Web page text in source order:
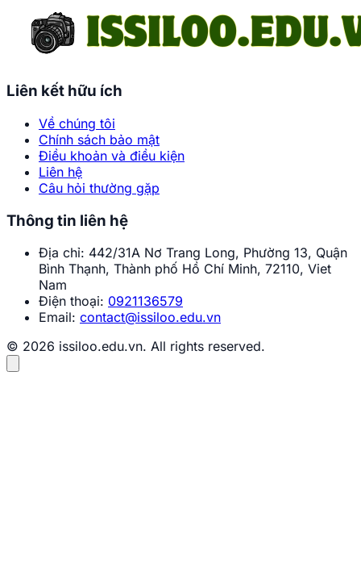
Liên kết hữu ích
Về chúng tôi
Chính sách bảo mật
Điều khoản và điều kiện
Liên hệ
Câu hỏi thường gặp
Thông tin liên hệ
Địa chỉ: 442/31A Nơ Trang Long, Phường 13, Quận
Bình Thạnh, Thành phố Hồ Chí Minh, 72110, Viet
Nam
Điện thoại: 0921136579
Email: contact@issiloo.edu.vn
© 2026 issiloo.edu.vn. All rights reserved.